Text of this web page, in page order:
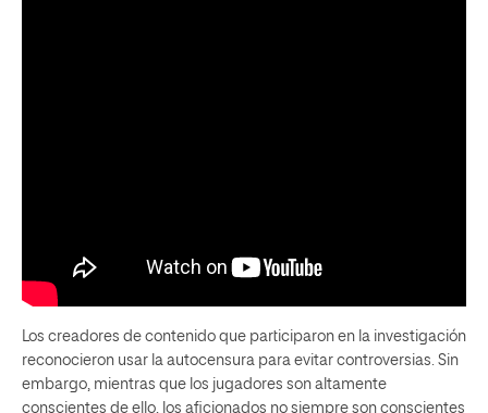
Los creadores de contenido que participaron en la investigación
reconocieron usar la autocensura para evitar controversias. Sin
embargo, mientras que los jugadores son altamente
conscientes de ello, los aficionados no siempre son conscientes